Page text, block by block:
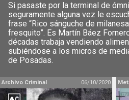
Si pasaste por la terminal de
seguramente alguna vez le
frase “Rico sánguche de
fresquito”. Es Martín Báez
décadas trabaja vendiendo
subiéndose a los micros de
de Posadas.
Archivo Criminal 06/10/2020